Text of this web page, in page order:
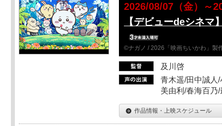
2026/08/07（金）～
【デビューdeシネマ
©ナガノ / 2026「映画ちいかわ」製
及川啓
青木遥/田中誠人
美由利/春海百乃
作品情報・上映スケジュール